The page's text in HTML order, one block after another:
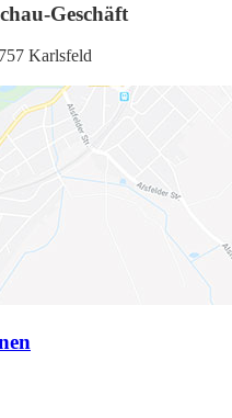
Geschäft
Karlsfeld